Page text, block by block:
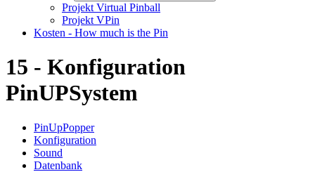
Projekt Virtual Pinball
Projekt VPin
Kosten - How much is the Pin
15 - Konfiguration
PinUPSystem
PinUpPopper
Konfiguration
Sound
Datenbank